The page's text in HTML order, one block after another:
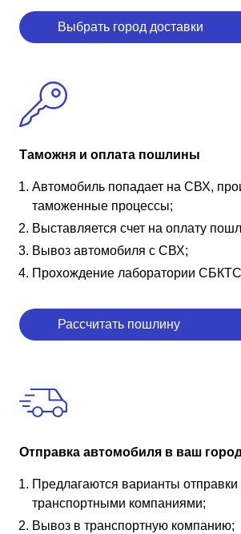
Выбрать город доставки
Таможня и оплата пошлины
Автомобиль попадает на СВХ,
таможенные процессы;
Выставляется счет на оплату
Вывоз автомобиля с СВХ;
Прохождение лаборатории
Рассчитать пошлину
Отправка автомобиля в ваш
Предлагаются варианты
транспортными компаниями;
Вывоз в транспортную компанию;